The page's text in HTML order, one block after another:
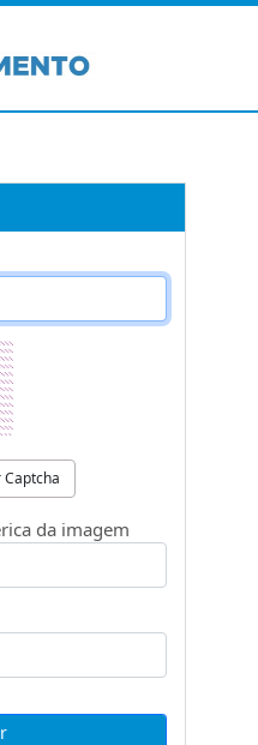
Captcha
da imagem